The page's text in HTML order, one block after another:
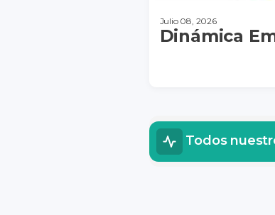
Julio 08, 2026
Dinámica
Todos